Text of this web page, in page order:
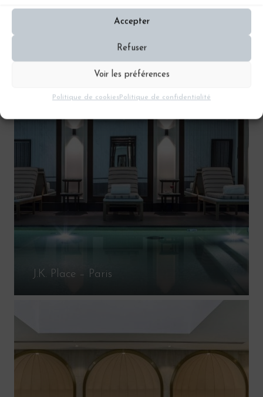
Accepter
Refuser
Voir les préférences
Politique de cookiesPolitique de confidentialité
Disney’s Hotel New York – Marne-la-
J.K. Place – Paris